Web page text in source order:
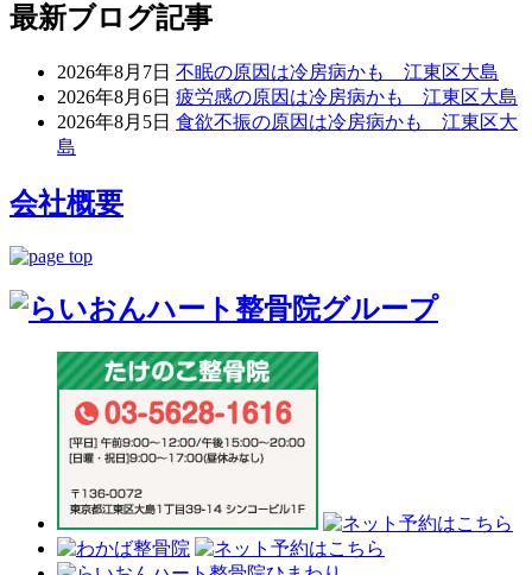
最新ブログ記事
2026年8月7日 不眠の原因は冷房病かも 江東区大島
2026年8月6日 疲労感の原因は冷房病かも 江東区大島
2026年8月5日 食欲不振の原因は冷房病かも 江東区大
島
会社概要